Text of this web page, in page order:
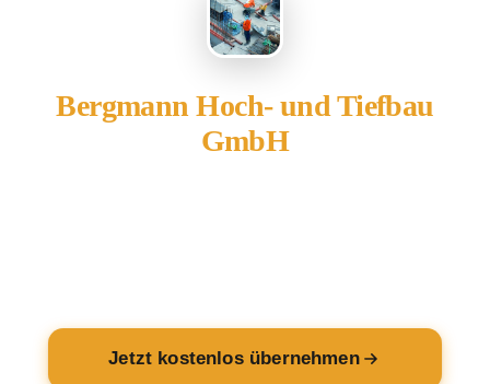
Bergmann Hoch- und Tiefbau
GmbH
Jetzt kostenlos übernehmen